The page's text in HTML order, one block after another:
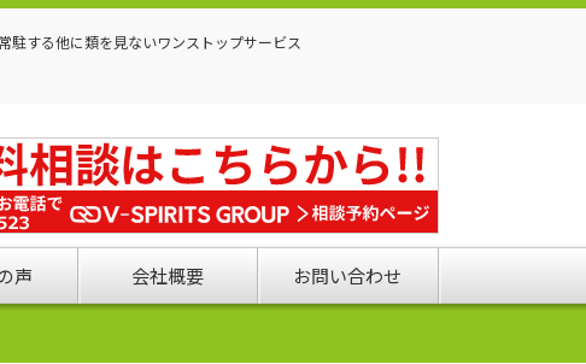
駐する他に類を見ないワンストップサービス
声 会社概要 お問い合わせ